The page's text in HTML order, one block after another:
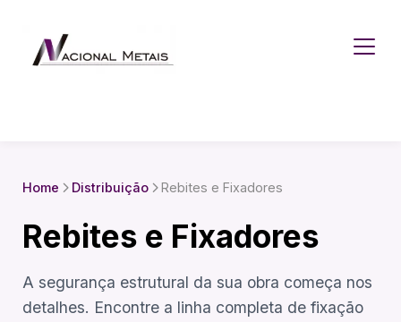
Home Distribuição Rebites e Fixadores
Rebites e Fixadores
A segurança estrutural da sua obra começa nos
detalhes. Encontre a linha completa de fixação